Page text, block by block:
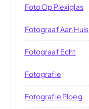
Foto Op Plexiglas
Fotograaf Aan Huis
Fotograaf Echt
Fotografie
Fotografie Ploeg